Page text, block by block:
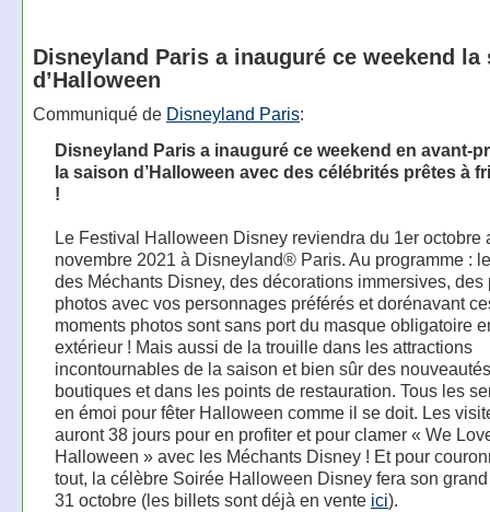
Disneyland Paris a inauguré ce weekend la
d’Halloween
Communiqué de Disneyland Paris:
Disneyland Paris a inauguré ce weekend en avant-
la saison d’Halloween avec des célébrités prêtes à
!
Le Festival Halloween Disney reviendra du 1er octobre
novembre 2021 à Disneyland® Paris. Au programme :
des Méchants Disney, des décorations immersives, des
photos avec vos personnages préférés et dorénavant
moments photos sont sans port du masque obligatoire
extérieur ! Mais aussi de la trouille dans les attractions
incontournables de la saison et bien sûr des
boutiques et dans les points de restauration. Tous les
en émoi pour fêter Halloween comme il se doit. Les
auront 38 jours pour en profiter et pour clamer « We
Halloween » avec les Méchants Disney ! Et pour
tout, la célèbre Soirée Halloween Disney fera son
31 octobre (les billets sont déjà en vente ici).